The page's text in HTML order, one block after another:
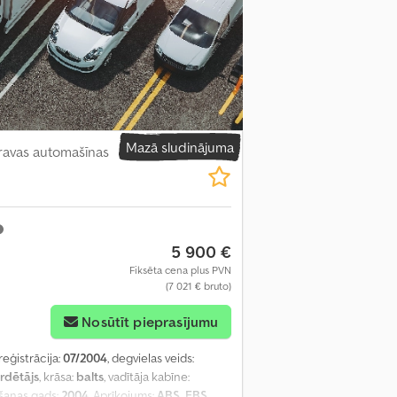
Mazā sludinājuma
automašīnas
5 900 €
Fiksēta cena plus PVN
(7 021 € bruto)
Nosūtīt pieprasījumu
07/2004, degvielas veids:
, krāsa: balts, vadītāja kabīne: